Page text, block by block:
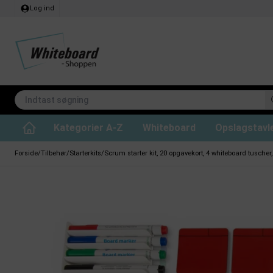
Log ind
Kategorier A-Z Whiteboard
Forside/Tilbehør/Starterkits/Scrum starter kit, 20 opgavekort, 4 whiteboard